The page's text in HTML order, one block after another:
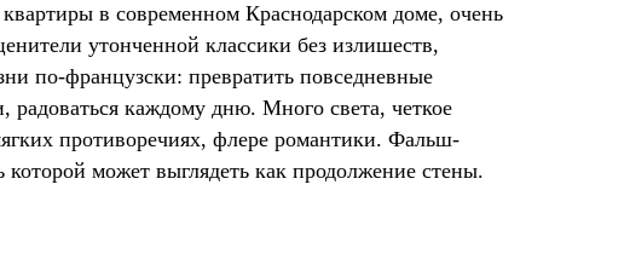
в современном Краснодарском доме, очень
утонченной классики без излишеств,
по-французски: превратить повседневные
каждому дню. Много света, четкое
противоречиях, флере романтики. Фальш-
может выглядеть как продолжение стены.